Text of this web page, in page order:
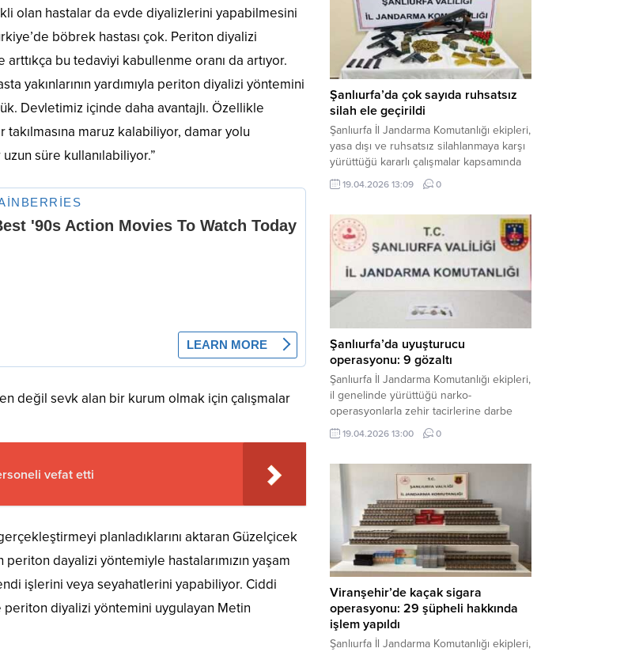
olan hastalar da evde diyalizlerini yapabilmesini
böbrek hastası çok. Periton diyalizi
bu tedaviyi kabullenme oranı da artıyor.
yakınlarının yardımıyla periton diyalizi yöntemini
Devletimiz içinde daha avantajlı. Özellikle
maruz kalabiliyor, damar yolu
süre kullanılabiliyor.”
değil sevk alan bir kurum olmak için çalışmalar
vefat etti
planladıklarını aktaran Güzelçicek
dayalizi yöntemiyle hastalarımızın yaşam
işlerini veya seyahatlerini yapabiliyor. Ciddi
periton diyalizi yöntemini uygulayan Metin
İnsaniyet ve Demokrasi” başlıklı panel,
hürriyet, adalet ve hukuk vurgularıyla
yoğun katılıma sahne oldu. Haber
Merkezi – Bediüzzaman Eğitim Kültür ve
Sanat...
Şanlıurfa’da çok sayıda ruhsatsız
silah ele geçirildi
Şanlıurfa İl Jandarma Komutanlığı ekipleri,
yasa dışı ve ruhsatsız silahlanmaya karşı
yürüttüğü kararlı çalışmalar kapsamında
Bozova ilçesinde bir ikamete operasyon
düzenledi. Yapılan aramada çok sayıda
mühimmat ele geçirildi. Haber Merkezi –
Şanlıurfa Valiliği İl Basın ve Halkla İlişkiler
Müdürlüğü tarafından yapılan açıklamaya
göre; 17 Nisan...
19.04.2026 13:09 0
Şanlıurfa’da uyuşturucu
operasyonu: 9 gözaltı
Şanlıurfa İl Jandarma Komutanlığı ekipleri,
il genelinde yürüttüğü narko-
operasyonlarla zehir tacirlerine darbe
indirdi. Üç ilçede eş zamanlı
gerçekleştirilen faaliyetlerde çeşitli
şüpheli hakkında adli işlem başlatıldı.
Haber Merkezi – Şanlıurfa Valiliği İl Basın
ve Halkla İlişkiler Müdürlüğü’nden yapılan
açıklamaya göre, İl Jandarma Komutanlığı
tarafından “Narkotik Suçlarla...
19.04.2026 13:00 0
Viranşehir’de kaçak sigara
operasyonu: 29 şüpheli hakkında
işlem yapıldı
Şanlıurfa İl Jandarma Komutanlığı ekipleri,